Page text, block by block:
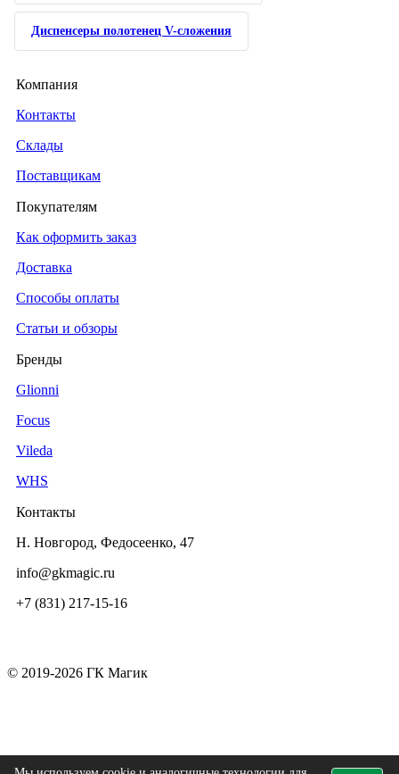
Диспенсеры полотенец V-сложения
Компания
Контакты
Склады
Поставщикам
Покупателям
Как оформить заказ
Доставка
Способы оплаты
Статьи и обзоры
Бренды
Glionni
Focus
Vileda
WHS
Контакты
Н. Новгород, Федосеенко, 47
info@gkmagic.ru
+7 (831) 217-15-16
© 2019-2026 ГК Магик